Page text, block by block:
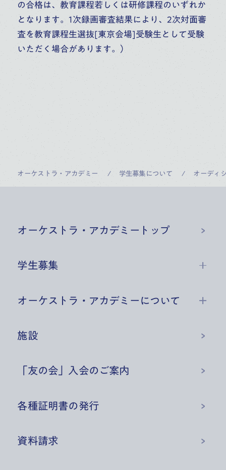
の合格は、教育課程若しくは研修課程のいずれか
となります。1次録画審査結果により、2次対面審
査を教育課程生選抜[東京会場]受験生として受験
いただく場合があります。）
オーケストラ・アカデミー 学生募集について オーディ
オーケストラ・アカデミー トップ
学生募集
オーケストラ・アカデミーについて
施設
「友の会」入会のご案内
各種証明書の発行
資料請求